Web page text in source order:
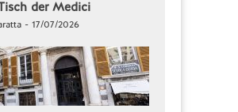
der Medici
- 17/07/2026